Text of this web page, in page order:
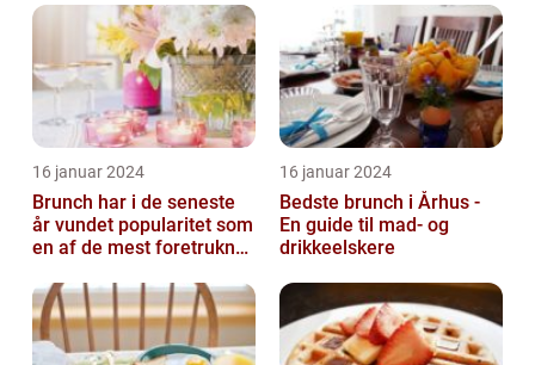
drikkeentusiaster
16 januar 2024
Brunch har i de seneste
år vundet popularitet som
en af de mest foretrukne
drik...
16 januar 2024
Bedste brunch i Århus -
En guide til mad- og
drikkeelskere